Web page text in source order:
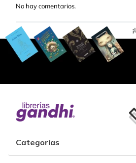
No hay comentarios.
Categorías